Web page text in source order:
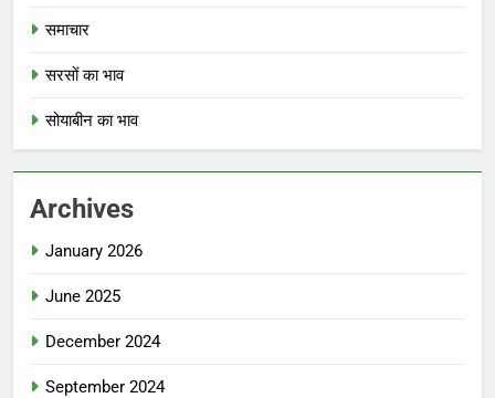
समाचार
सरसों का भाव
सोयाबीन का भाव
Archives
January 2026
June 2025
December 2024
September 2024